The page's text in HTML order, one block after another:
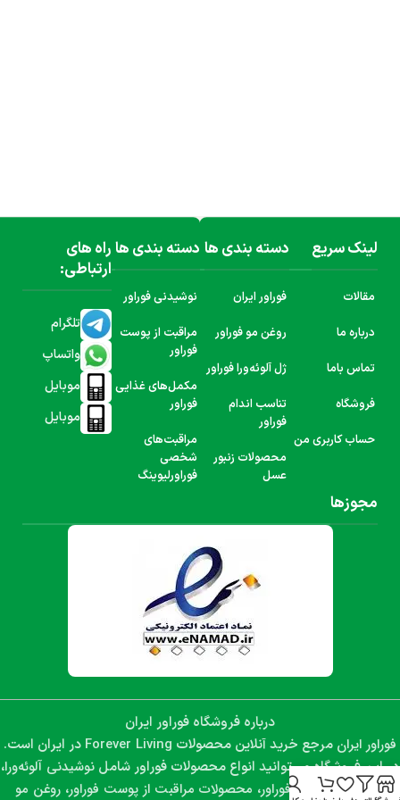
لینک سریع
مقالات
درباره ما
تماس باما
فروشگاه
حساب کاربری من
دسته بندی ها
فوراور ایران
روغن مو فوراور
ژل آلوئه‌ورا فوراور
تناسب اندام
فوراور
محصولات زنبور
عسل
دسته بندی ها
نوشیدنی فوراور
مراقبت از پوست
فوراور
مکمل‌های غذایی
فوراور
مراقبت‌های
شخصی
فوراورلیوینگ
راه های
ارتباطی:
تلگرام
واتساپ
موبایل
موبایل
مجوزها
درباره فروشگاه فوراور ایران
فوراور ایران مرجع خرید آنلاین محصولات Forever Living در ایران است.
در این فروشگاه می‌توانید انواع محصولات فوراور شامل نوشیدنی آلوئه‌ورا،
مکمل‌های غذایی فوراور، محصولات مراقبت از پوست فوراور، روغن مو